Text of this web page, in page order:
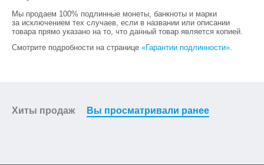
Мы продаем 100% подлинные монеты, банкноты и марки
за исключением тех случаев, если в названии или описании
товара прямо указано на то, что данный товар является копией.
Смотрите подробности на странице «Гарантии подлинности».
Хиты продаж Вы просматривали ранее